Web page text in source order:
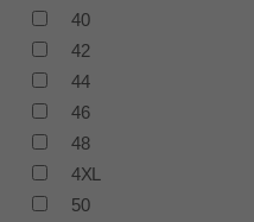
40
42
44
46
48
4XL
50